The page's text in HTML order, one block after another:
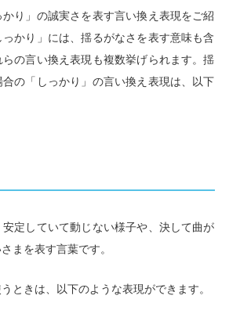
り」の誠実さを表す言い換え表現をご紹
かり」には、揺るがなさを表す意味も含
の言い換え表現も複数挙げられます。揺
の「しっかり」の言い換え表現は、以下
安定していて動じない様子や、決して曲が
まを表す言葉です。
うときは、以下のような表現ができます。